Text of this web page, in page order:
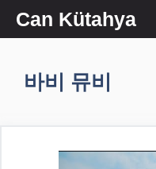
İçeriğe
atlaCan Kütahya
바비 뮤비